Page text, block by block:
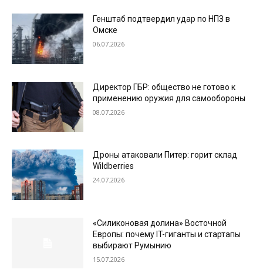
Генштаб подтвердил удар по НПЗ в
Омске
06.07.2026
Директор ГБР: общество не готово к
применению оружия для самообороны
08.07.2026
Дроны атаковали Питер: горит склад
Wildberries
24.07.2026
«Силиконовая долина» Восточной
Европы: почему IT-гиганты и стартапы
выбирают Румынию
15.07.2026